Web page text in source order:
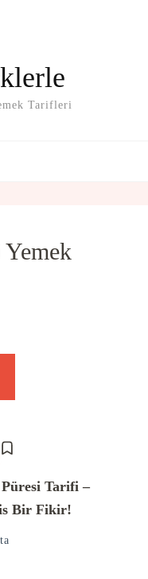
Tarifleri
Yemek
Püresi Tarifi –
Bir Fikir!